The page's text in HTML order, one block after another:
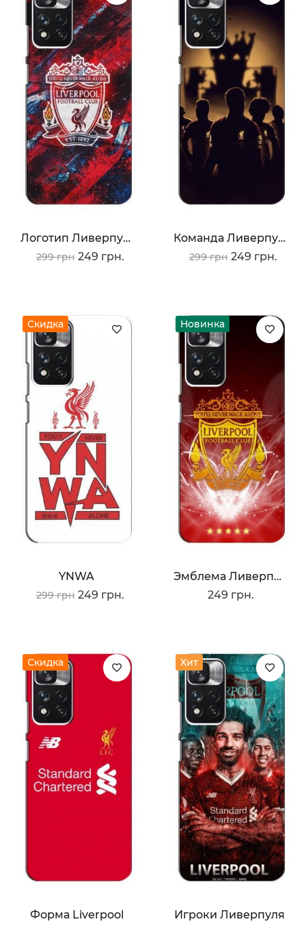
Логотип Ливерпуля
299 грн 249 грн.
Команда Ливерпуль
299 грн 249 грн.
Скидка
YNWA
299 грн 249 грн.
Новинка
Эмблема Ливерпуля
249 грн.
Скидка
Форма Liverpool
Хит
Игроки Ливерпуля